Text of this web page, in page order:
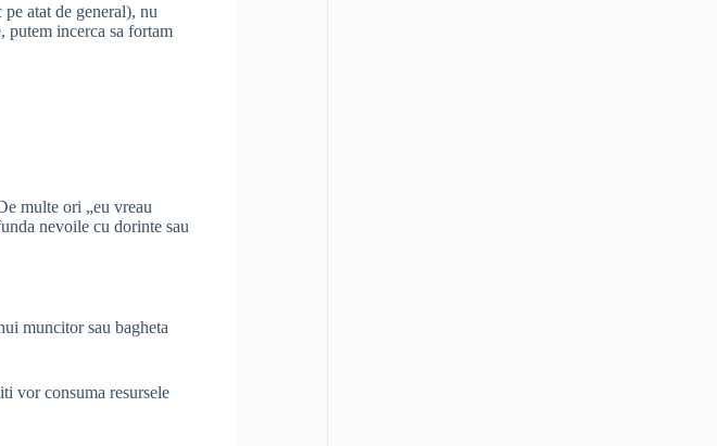
atat de general), nu
putem incerca sa fortam
multe ori „eu vreau
nevoile cu dorinte sau
muncitor sau bagheta
vor consuma resursele